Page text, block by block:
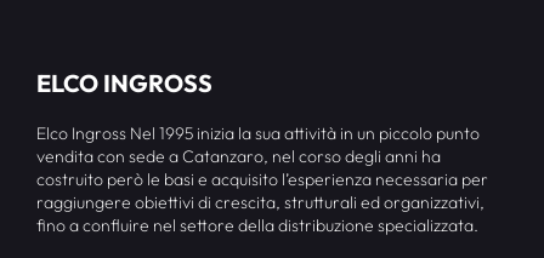
ELCO INGROSS
Elco Ingross Nel 1995 inizia la sua attività in un piccolo punto
vendita con sede a Catanzaro, nel corso degli anni ha
costruito però le basi e acquisito l’esperienza necessaria per
raggiungere obiettivi di crescita, strutturali ed organizzativi,
fino a confluire nel settore della distribuzione specializzata.